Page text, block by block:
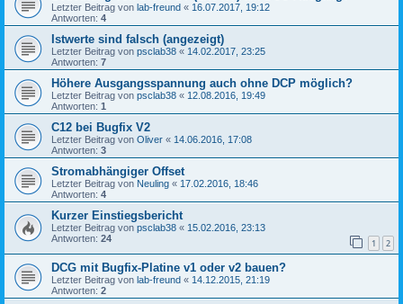
Letzter Beitrag von lab-freund « 16.07.2017, 19:12
Antworten: 4
Istwerte sind falsch (angezeigt)
Letzter Beitrag von psclab38 « 14.02.2017, 23:25
Antworten: 7
Höhere Ausgangsspannung auch ohne DCP möglich?
Letzter Beitrag von psclab38 « 12.08.2016, 19:49
Antworten: 1
C12 bei Bugfix V2
Letzter Beitrag von Oliver « 14.06.2016, 17:08
Antworten: 3
Stromabhängiger Offset
Letzter Beitrag von Neuling « 17.02.2016, 18:46
Antworten: 4
Kurzer Einstiegsbericht
Letzter Beitrag von psclab38 « 15.02.2016, 23:13
Antworten: 24 1 2
DCG mit Bugfix-Platine v1 oder v2 bauen?
Letzter Beitrag von lab-freund « 14.12.2015, 21:19
Antworten: 2